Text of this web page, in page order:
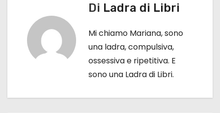
i
Di Ladra di Libri
Mi chiamo Mariana, sono
una ladra, compulsiva,
ossessiva e ripetitiva. E
sono una Ladra di Libri.